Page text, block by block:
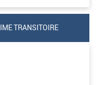
TRANSITOIRE